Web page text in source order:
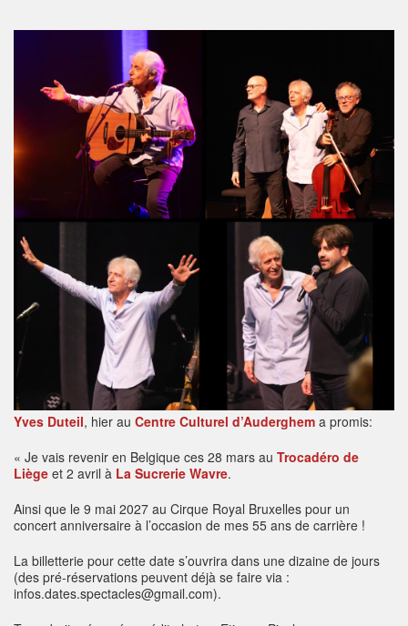
Yves Duteil, hier au Centre Culturel d’Auderghem a promis:
« Je vais revenir en Belgique ces 28 mars au Trocadéro de
Liège et 2 avril à La Sucrerie Wavre.
Ainsi que le 9 mai 2027 au Cirque Royal Bruxelles pour un
concert anniversaire à l’occasion de mes 55 ans de carrière !
La billetterie pour cette date s’ouvrira dans une dizaine de jours
(des pré-réservations peuvent déjà se faire via :
infos.dates.spectacles@gmail.com).